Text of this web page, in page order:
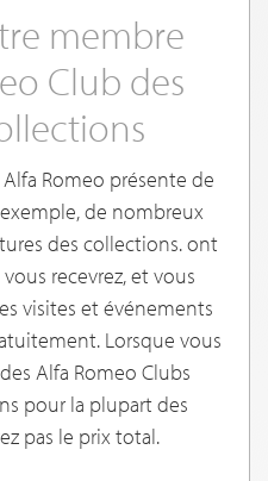
membre
Club des
Romeo présente de
de nombreux
des collections. ont
recevrez, et vous
visites et événements
Lorsque vous
Alfa Romeo Clubs
pour la plupart des
pas le prix total.